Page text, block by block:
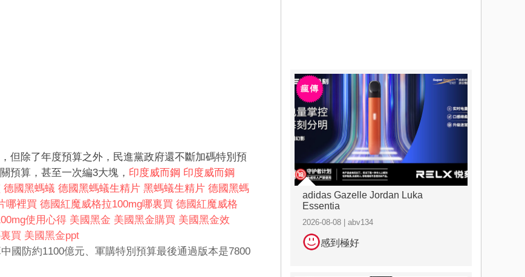
但除了年度預算之外，民進黨政府還不斷加碼特別預
預算，甚至一次編3大塊， 印度威而鋼 印度威而鋼
德國黑螞蟻 德國黑螞蟻生精片 黑螞蟻生精片 德國黑螞
哪裡買 德國紅魔威格拉100mg哪裏買 德國紅魔威格
使用心得 美國黑金 美國黑金購買 美國黑金效
買 美國黑金ppt
國防約1100億元、軍購特別預算最後通過版本是7800
adidas Gazelle Jordan Luka
Essentia
2026-08-08 | abv134
感到極好